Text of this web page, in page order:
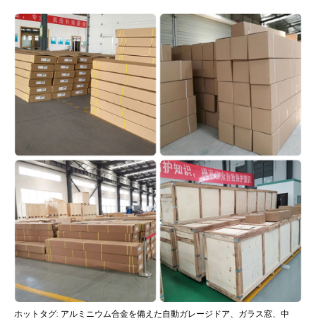
ホットタグ: アルミニウム合金を備えた自動ガレージドア、ガラス窓、中